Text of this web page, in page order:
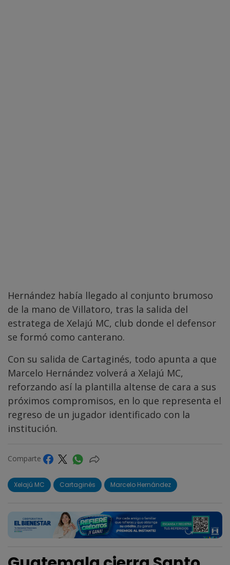
Hernández había llegado al conjunto brumoso
de la mano de Villatoro, tras la salida del
estratega de Xelajú MC, club donde el defensor
se formó como canterano.
Con su salida de Cartaginés, todo apunta a que
Marcelo Hernández volverá a Xelajú MC,
reforzando así la plantilla altense de cara a sus
próximos compromisos, en lo que representa el
regreso de un jugador identificado con la
institución.
Comparte
Xelajú MC Cartaginés Marcelo Hernández